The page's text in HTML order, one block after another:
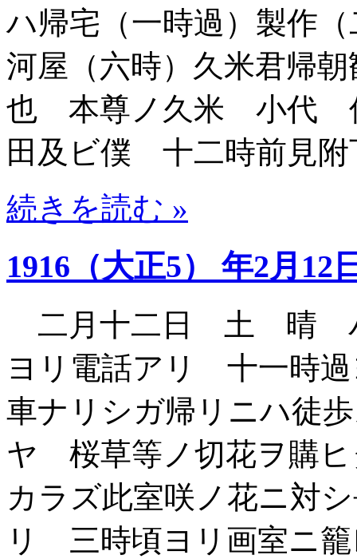
ハ帰宅（一時過）製作
河屋（六時）久米君帰
也 本尊ノ久米 小
田及ビ僕 十二時前見附
続きを読む »
1916（大正5） 年2月12
二月十二日 土 晴 パ
ヨリ電話アリ 十一時
車ナリシガ帰リニハ徒
ヤ 桜草等ノ切花ヲ購
カラズ此室咲ノ花ニ対
リ 三時頃ヨリ画室ニ